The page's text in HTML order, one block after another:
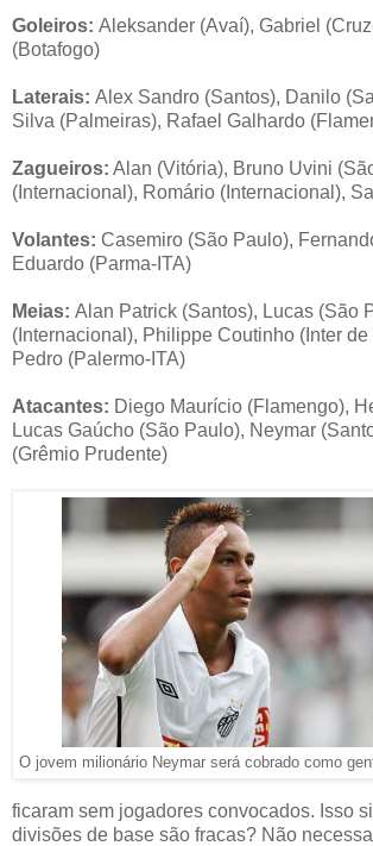
Goleiros: Aleksander (Avaí), Gabriel
(Botafogo)
Laterais: Alex Sandro (Santos), Danilo
Silva (Palmeiras), Rafael Galhardo
Zagueiros: Alan (Vitória), Bruno Uvini
(Internacional), Romário (Internacional),
Volantes: Casemiro (São Paulo),
Eduardo (Parma-ITA)
Meias: Alan Patrick (Santos), Lucas (São
(Internacional), Philippe Coutinho (Inter
Pedro (Palermo-ITA)
Atacantes: Diego Maurício (Flamengo),
Lucas Gaúcho (São Paulo), Neymar
(Grêmio Prudente)
O jovem milionário Neymar será cobrado como
ficaram sem jogadores convocados. Isso
divisões de base são fracas? Não